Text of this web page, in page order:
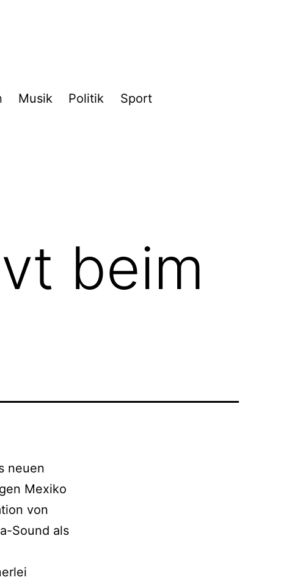
Musik Politik Sport
beim
neuen
Mexiko
von
Sound als